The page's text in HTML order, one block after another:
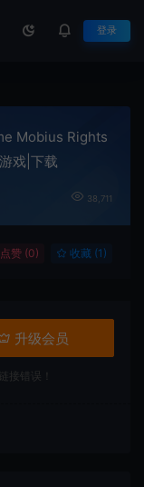
登录
Mobius Rights
戏|下载
38,711
点赞 (0) 收藏 (1)
升级会员
接错误！